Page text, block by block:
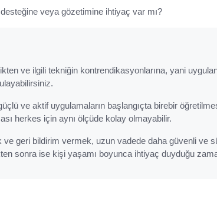
veya gözetimine ihtiyaç var mı?
ve ilgili tekniğin kontrendikasyonlarına, yani
ve aktif uygulamaların başlangıçta birebir
herkes için aynı ölçüde kolay olmayabilir.
geri bildirim vermek, uzun vadede daha güvenli ve
sonra ise kişi yaşamı boyunca ihtiyaç duyduğu